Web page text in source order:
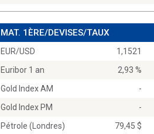
MAT. 1ÈRE/DEVISES/TAUX
EUR/USD 1,1521
Euribor 1 an
2,93 %
Gold Index AM
-
Gold Index PM
-
Pétrole (Londres)
79,45 $